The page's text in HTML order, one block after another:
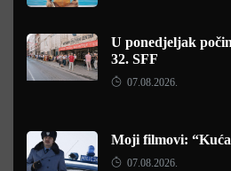
U ponedjeljak
32. SFF
07.08.2026.
Moji filmovi:
07.08.2026.